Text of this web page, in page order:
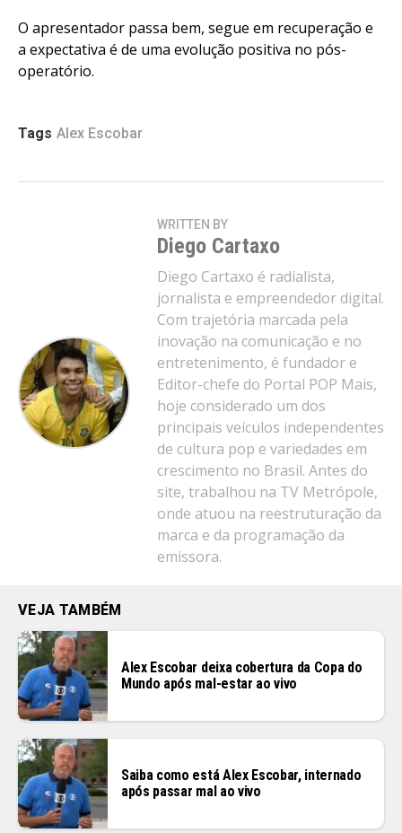
O apresentador passa bem, segue em recuperação e
a expectativa é de uma evolução positiva no pós-
operatório.
Tags Alex Escobar
WRITTEN BY
Diego Cartaxo
Diego Cartaxo é radialista,
jornalista e empreendedor digital.
Com trajetória marcada pela
inovação na comunicação e no
entretenimento, é fundador e
Editor-chefe do Portal POP Mais,
hoje considerado um dos
principais veículos independentes
de cultura pop e variedades em
crescimento no Brasil. Antes do
site, trabalhou na TV Metrópole,
onde atuou na reestruturação da
marca e da programação da
emissora.
VEJA TAMBÉM
Alex Escobar deixa cobertura da Copa do
Mundo após mal-estar ao vivo
Saiba como está Alex Escobar, internado
após passar mal ao vivo